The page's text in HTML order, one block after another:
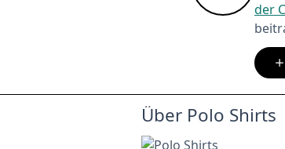
der
Über Polo Shirts